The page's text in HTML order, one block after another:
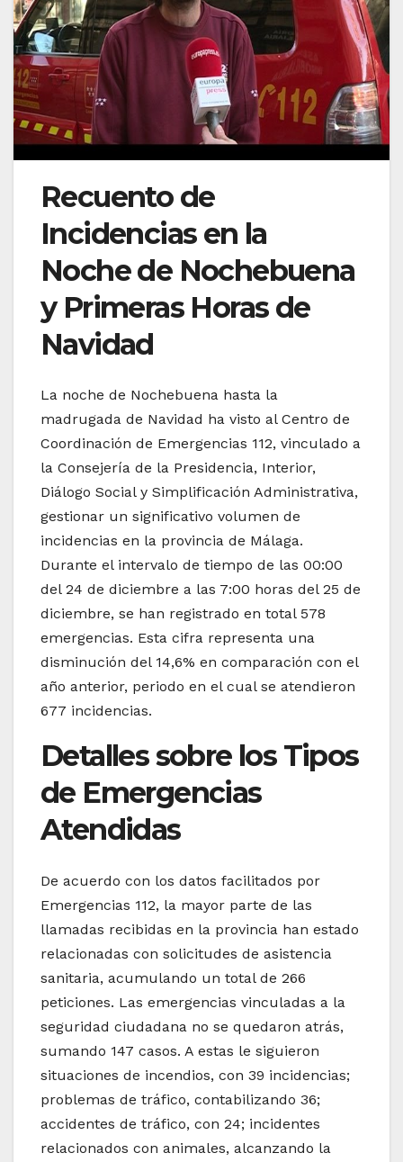
Recuento de
Incidencias en la
Noche de Nochebuena
y Primeras Horas de
Navidad
La noche de Nochebuena hasta la
madrugada de Navidad ha visto al Centro de
Coordinación de Emergencias 112, vinculado a
la Consejería de la Presidencia, Interior,
Diálogo Social y Simplificación Administrativa,
gestionar un significativo volumen de
incidencias en la provincia de Málaga.
Durante el intervalo de tiempo de las 00:00
del 24 de diciembre a las 7:00 horas del 25 de
diciembre, se han registrado en total 578
emergencias. Esta cifra representa una
disminución del 14,6% en comparación con el
año anterior, periodo en el cual se atendieron
677 incidencias.
Detalles sobre los Tipos
de Emergencias
Atendidas
De acuerdo con los datos facilitados por
Emergencias 112, la mayor parte de las
llamadas recibidas en la provincia han estado
relacionadas con solicitudes de asistencia
sanitaria, acumulando un total de 266
peticiones. Las emergencias vinculadas a la
seguridad ciudadana no se quedaron atrás,
sumando 147 casos. A estas le siguieron
situaciones de incendios, con 39 incidencias;
problemas de tráfico, contabilizando 36;
accidentes de tráfico, con 24; incidentes
relacionados con animales, alcanzando la